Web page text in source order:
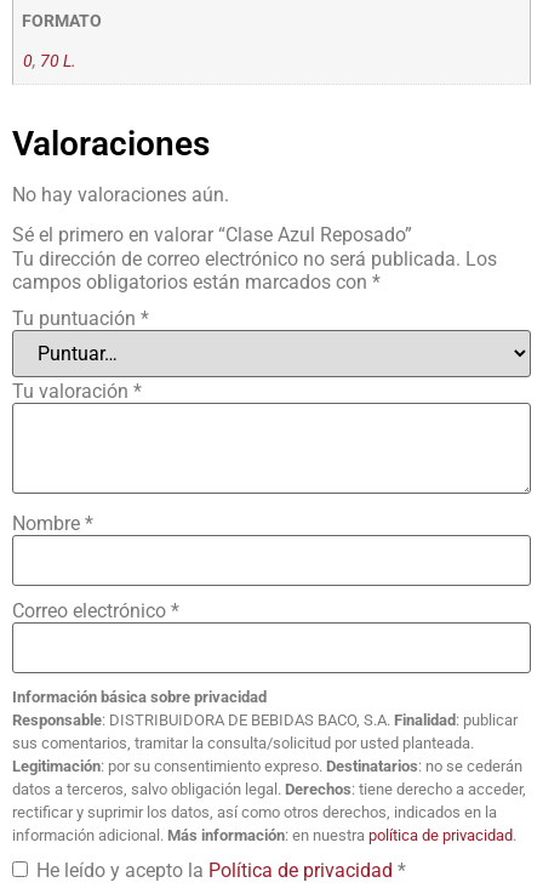
FORMATO
0, 70 L.
Valoraciones
No hay valoraciones aún.
Sé el primero en valorar “Clase Azul Reposado”
Tu dirección de correo electrónico no será publicada. Los
campos obligatorios están marcados con *
Tu puntuación *
Tu valoración *
Nombre *
Correo electrónico *
Información básica sobre privacidad
Responsable: DISTRIBUIDORA DE BEBIDAS BACO, S.A. Finalidad : publicar
sus comentarios, tramitar la consulta/solicitud por usted planteada.
Legitimación: por su consentimiento expreso. Destinatarios: no se cederán
datos a terceros, salvo obligación legal. Derechos: tiene derecho a acceder,
rectificar y suprimir los datos, así como otros derechos, indicados en la
información adicional. Más información: en nuestra política de privacidad.
He leído y acepto la Política de privacidad *